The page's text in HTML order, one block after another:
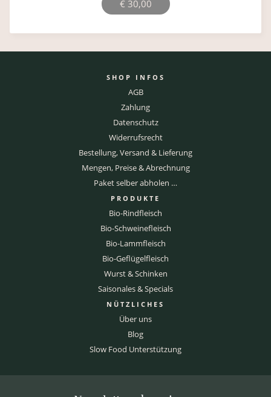
€ 30,00
SHOP INFOS
AGB
Zahlung
Datenschutz
Widerrufsrecht
Bestellung, Versand & Lieferung
Mengen, Preise & Abrechnung
Paket selber abholen …
PRODUKTE
Bio-Rindfleisch
Bio-Schweinefleisch
Bio-Lammfleisch
Bio-Geflügelfleisch
Wurst & Schinken
Saisonales & Specials
NÜTZLICHES
Über uns
Blog
Slow Food Unterstützung